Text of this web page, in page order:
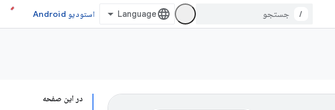
/ استودیو Android
در این صفحه